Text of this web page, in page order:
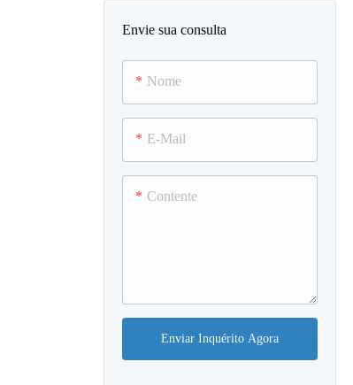
Envie sua consulta
Nome
E-Mail
Contente
Enviar Inquérito Agora